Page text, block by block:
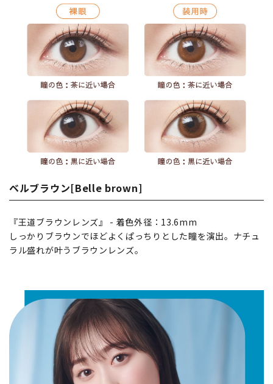
ベルブラウン[Belle brown]
『王道ブラウンレンズ』 - 着色外径：13.6mm
しっかりブラウンでほどよくぱっちりとした瞳を演出。ナチュ
ラル盛れが叶うブラウンレンズ。